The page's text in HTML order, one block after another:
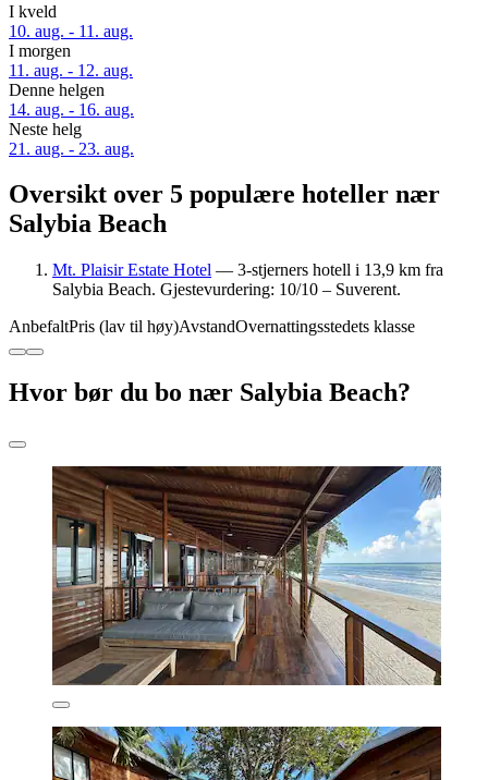
I kveld
10. aug. - 11. aug.
I morgen
11. aug. - 12. aug.
Denne helgen
14. aug. - 16. aug.
Neste helg
21. aug. - 23. aug.
Oversikt over 5 populære hoteller nær
Salybia Beach
Mt. Plaisir Estate Hotel — 3-stjerners hotell i 13,9 km fra
Salybia Beach. Gjestevurdering: 10/10 – Suverent.
AnbefaltPris (lav til høy)AvstandOvernattingsstedets klasse
Hvor bør du bo nær Salybia Beach?